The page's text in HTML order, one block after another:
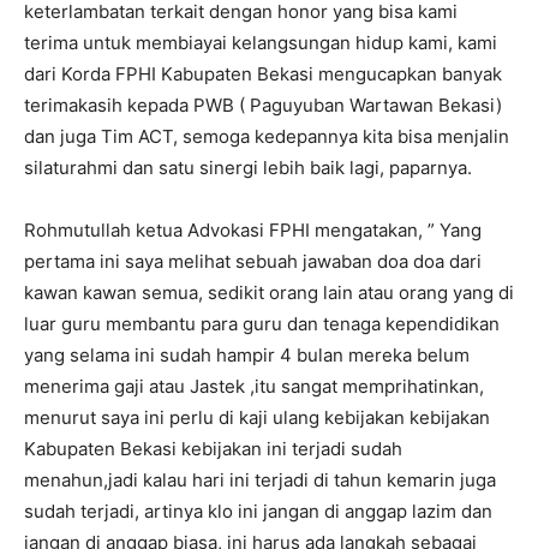
keterlambatan terkait dengan honor yang bisa kami
terima untuk membiayai kelangsungan hidup kami, kami
dari Korda FPHI Kabupaten Bekasi mengucapkan banyak
terimakasih kepada PWB ( Paguyuban Wartawan Bekasi)
dan juga Tim ACT, semoga kedepannya kita bisa menjalin
silaturahmi dan satu sinergi lebih baik lagi, paparnya.
Rohmutullah ketua Advokasi FPHI mengatakan, ” Yang
pertama ini saya melihat sebuah jawaban doa doa dari
kawan kawan semua, sedikit orang lain atau orang yang di
luar guru membantu para guru dan tenaga kependidikan
yang selama ini sudah hampir 4 bulan mereka belum
menerima gaji atau Jastek ,itu sangat memprihatinkan,
menurut saya ini perlu di kaji ulang kebijakan kebijakan
Kabupaten Bekasi kebijakan ini terjadi sudah
menahun,jadi kalau hari ini terjadi di tahun kemarin juga
sudah terjadi, artinya klo ini jangan di anggap lazim dan
jangan di anggap biasa, ini harus ada langkah sebagai